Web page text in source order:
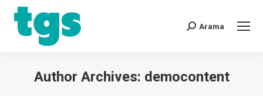
Arama
Author Archives: democontent